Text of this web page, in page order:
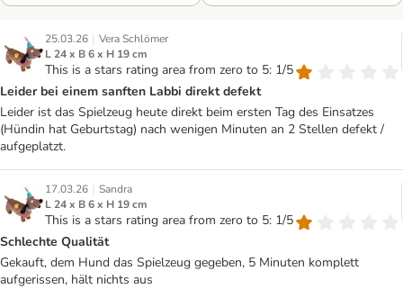
25.03.26 | Vera Schlömer
L 24 x B 6 x H 19 cm
This is a stars rating area from zero to 5: 1/5
Leider bei einem sanften Labbi direkt defekt
Leider ist das Spielzeug heute direkt beim ersten Tag des Einsatzes
(Hündin hat Geburtstag) nach wenigen Minuten an 2 Stellen defekt /
aufgeplatzt.
17.03.26 | Sandra
L 24 x B 6 x H 19 cm
This is a stars rating area from zero to 5: 1/5
Schlechte Qualität
Gekauft, dem Hund das Spielzeug gegeben, 5 Minuten komplett
aufgerissen, hält nichts aus